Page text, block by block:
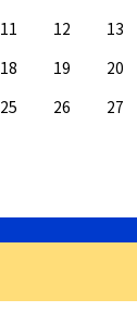
11 12 13
18 19 20
25 26 27